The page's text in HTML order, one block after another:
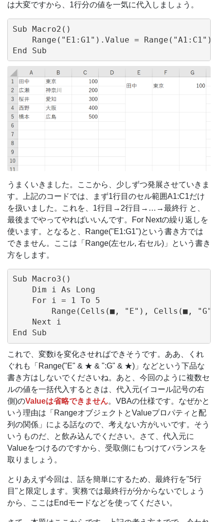
は大変ですから、1行分の値を一気に代入しましょう。
Sub Macro2()
Range("E1:G1").Value =
うまくいきました。ここから、少しずつ発展させていきま
す。上記のコードでは、まず1行目のセル範囲A1:C1だけ
を扱いました。これを、1行目→2行目→…→最終行 と、
最後までやってやればいいんです。For Nextの繰り返しを
使います。となると、Range("E1:G1")という書き方では
できません。ここは「Range(左セル, 右セル)」という書き
方をします。
Sub Macro3()
    Dim i As Long
    For i = 1 To 5
Range(Cells(■, "E"), Cells(■,
    Next i
これで、変数iを変化させればできそうです。ああ、くれ
ぐれも「Range("E" & ★ & ":G" & ★)」などという下品な
書き方はしないでくださいね。あと、今回のように複数セ
ルの値を一括代入するときは、代入元(イコール記号の右
側)のValueは省略できません。VBAの仕様です。なぜかと
いう理由は「RangeオブジェクトとValueプロパティと配
列の関係」による話なので、考えない方がいいです。そう
いうものだ、と飲み込んでください。さて、代入元に
Valueをつけるのですから、受取側にもつけてバランスを
取りましょう。
とりあえず今回は、話を簡単にするため、最終行を"5行
目"と限定します。実務では最終行が分からないでしょう
から、ここはEndモードなどを使ってください。